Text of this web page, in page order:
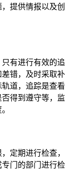
提供情报以及创
有进行有效的追
错，及时采取补
道，追踪是查看
得到遵守等，监
定期进行检查，
门的部门进行检